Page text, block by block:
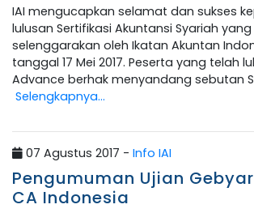
IAI mengucapkan selamat dan sukses
lulusan Sertifikasi Akuntansi Syariah yang
selenggarakan oleh Ikatan Akuntan
tanggal 17 Mei 2017. Peserta yang telah
Advance berhak menyandang sebutan
Selengkapnya...
07 Agustus 2017 - Info IAI
Pengumuman Ujian
CA Indonesia